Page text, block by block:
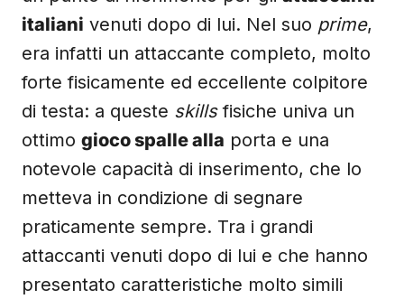
italiani venuti dopo di lui. Nel suo prime,
era infatti un attaccante completo, molto
forte fisicamente ed eccellente colpitore
di testa: a queste skillsfisiche univa un
ottimo gioco spalle alla porta e una
notevole capacità di inserimento, che lo
metteva in condizione di segnare
praticamente sempre. Tra i grandi
attaccanti venuti dopo di lui e che hanno
presentato caratteristiche molto simili